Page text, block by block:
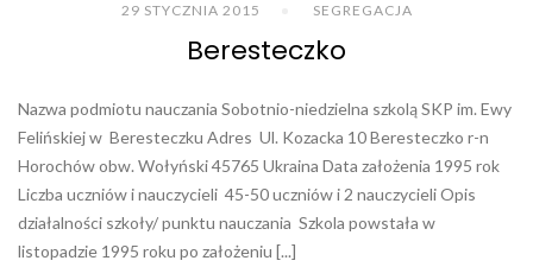
29 STYCZNIA 2015 SEGREGACJA
Beresteczko
Nazwa podmiotu nauczania Sobotnio-niedzielna szkolą SKP im. Ewy
Felińskiej w Beresteczku Adres Ul. Kozacka 10 Beresteczko r-n
Horochów obw. Wołyński 45765 Ukraina Data założenia 1995 rok
Liczba uczniów i nauczycieli 45-50 uczniów i 2 nauczycieli Opis
działalności szkoły/ punktu nauczania Szkola powstała w
listopadzie 1995 roku po założeniu [...]